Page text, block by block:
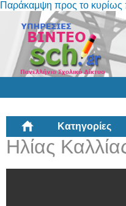
Παράκαμψη προς το κυρίως
Κατηγορίες
Ηλίας